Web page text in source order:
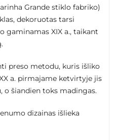
Grande stiklo fabriko)
dekoruotas tarsi
gaminamas XIX a., taikant
preso metodu, kuris išliko
a. pirmajame ketvirtyje jis
o šiandien toks madingas.
dizainas išlieka